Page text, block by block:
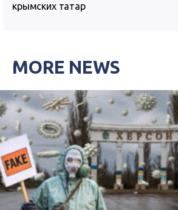
крымских татар
MORE NEWS